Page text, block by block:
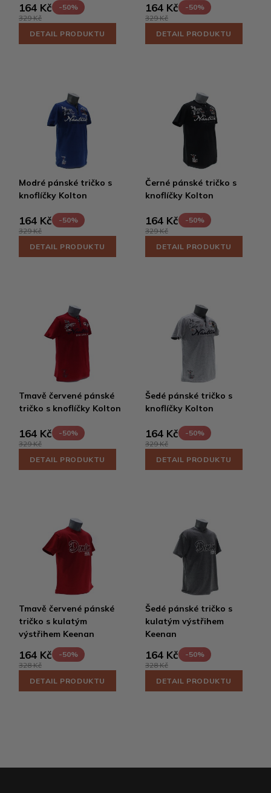
164 Kč
-50%
329 Kč
DETAIL PRODUKTU
164 Kč
-50%
329 Kč
DETAIL PRODUKTU
Modré pánské tričko s
knoflíčky Kolton
164 Kč
-50%
329 Kč
DETAIL PRODUKTU
Černé pánské tričko s
knoflíčky Kolton
164 Kč
-50%
329 Kč
DETAIL PRODUKTU
Tmavě červené pánské
tričko s knoflíčky Kolton
164 Kč
-50%
329 Kč
DETAIL PRODUKTU
Šedé pánské tričko s
knoflíčky Kolton
164 Kč
-50%
329 Kč
DETAIL PRODUKTU
Tmavě červené pánské
tričko s kulatým
výstřihem Keenan
164 Kč
-50%
328 Kč
DETAIL PRODUKTU
Šedé pánské tričko s
kulatým výstřihem
Keenan
164 Kč
-50%
328 Kč
DETAIL PRODUKTU